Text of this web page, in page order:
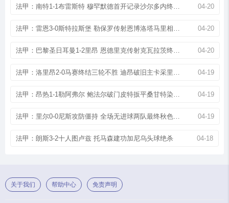
法甲：南特1-1布雷斯特 穆罕默德首开记录沙尔多内终场扳平 04-20
法甲：雷恩3-0斯特拉斯堡 勒保罗传射恩博洛塔马里相继破门 04-20
法甲：巴黎圣日耳曼1-2里昂 恩德里克传射克瓦拉茨终场破门 04-20
法甲：洛里昂2-0马赛终结三轮不胜 迪昂破旧主卡采里斯建功 04-19
法甲：昂热1-1勒阿弗尔 鲍法尔破门皮特扳平桑甘特染红离场 04-19
法甲：里尔0-0尼斯攻防僵持 全场无进球两队最终秋色平分 04-19
法甲：朗斯3-2十人图卢兹 托马森建功加尼乌头球绝杀 04-18
关于我们 帮助中心 免责声明